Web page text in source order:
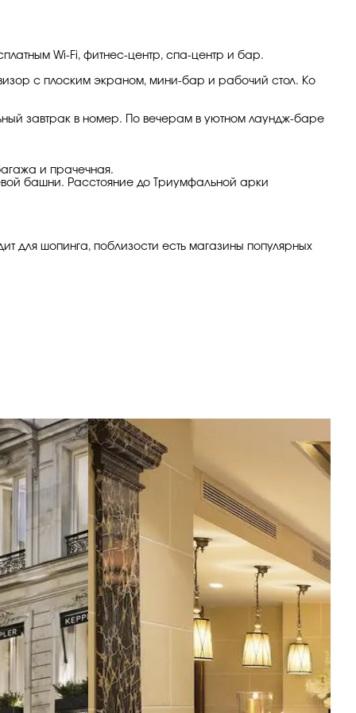
Wi-Fi, фитнес-центр, спа-центр и бар.
с плоским экраном, мини-бар и рабочий стол. Ко
завтрак в номер. По вечерам в уютном лаундж-баре
и прачечная.
башни. Расстояние до Триумфальной арки
для шопинга, поблизости есть магазины популярных